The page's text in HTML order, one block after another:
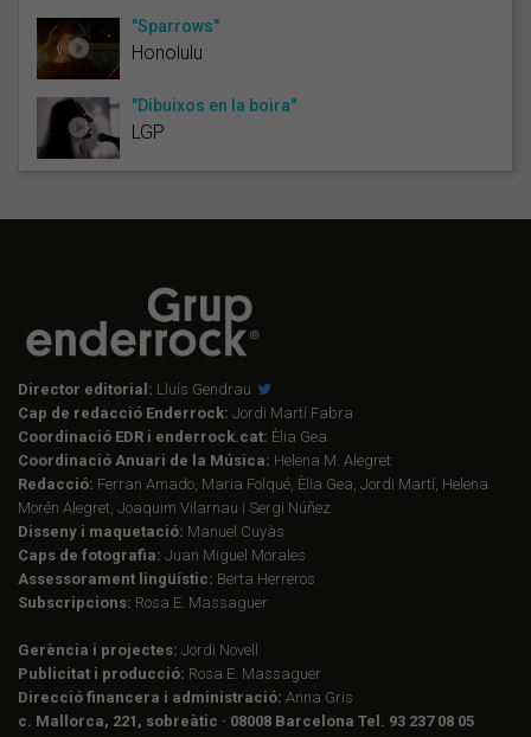
"Sparrows"
Honolulu
"Dibuixos en la boira"
LGP
Director editorial: Lluís Gendrau
Cap de redacció Enderrock: Jordi Martí Fabra
Coordinació EDR i enderrock.cat: Èlia Gea
Coordinació Anuari de la Música: Helena M. Alegret
Redacció: Ferran Amado, Maria Folqué, Èlia Gea, Jordi Martí, Helena
Morén Alegret, Joaquim Vilarnau i Sergi Núñez
Disseny i maquetació: Manuel Cuyàs
Caps de fotografia: Juan Miguel Morales
Assessorament lingüístic: Berta Herreros
Subscripcions: Rosa E. Massaguer
Gerència i projectes: Jordi Novell
Publicitat i producció: Rosa E. Massaguer
Direcció financera i administració: Anna Gris
c. Mallorca, 221, sobreàtic · 08008 Barcelona Tel. 93 237 08 05